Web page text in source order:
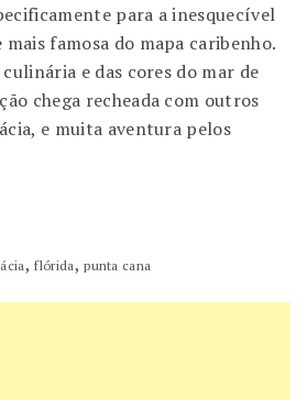
para a inesquecível
mais famosa do mapa caribenho.
e das cores do mar de
chega recheada com outros
e muita aventura pelos
,flórida,punta cana